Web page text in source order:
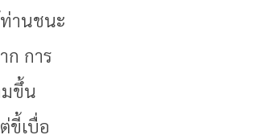
ท่านชนะ
ก การ
มขึ้น
ขี้เบื่อ